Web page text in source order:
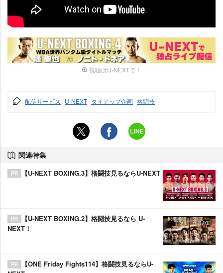
視聴はU-NEXTで！
配信サービス U-NEXT タイアップ企画 格闘技
関連特集
【U-NEXT BOXING.3】格闘技見るならU-NEXT
【U-NEXT BOXING.2】格闘技見るなら U-
NEXT！
【ONE Friday Fights114】格闘技見るならU-